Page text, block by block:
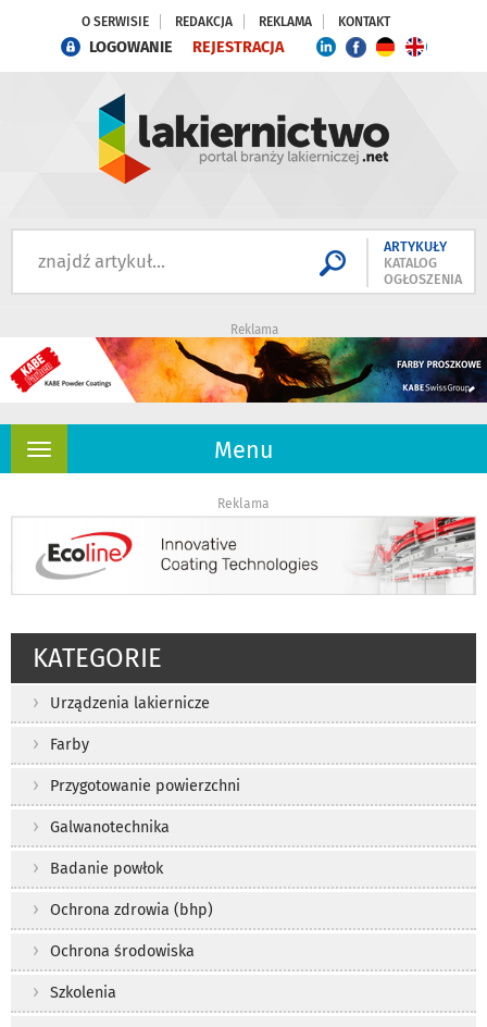
O SERWISIE REDAKCJA REKLAMA KONTAKT
LOGOWANIE REJESTRACJA
ARTYKUŁY
KATALOG
OGŁOSZENIA
Reklama
Menu
Rozwiń
Reklama
KATEGORIE
Urządzenia lakiernicze
Farby
Przygotowanie powierzchni
Galwanotechnika
Badanie powłok
Ochrona zdrowia (bhp)
Ochrona środowiska
Szkolenia